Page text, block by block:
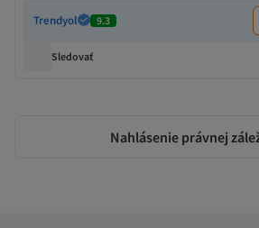
Trendyol 9.3
Sledovať
Nahlásenie právnej